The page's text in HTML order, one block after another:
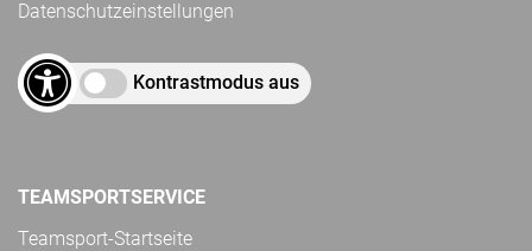
Datenschutzeinstellungen
Kontrastmodus aus
TEAMSPORTSERVICE
Teamsport-Startseite